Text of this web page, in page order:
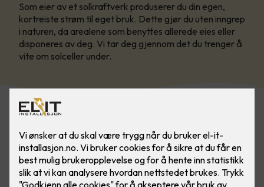
Som eier av et solkraftverk produserer du din egen,
kortreiste strøm til eget bruk. Dette gjør du uten inngrep
i naturen, da arealene som benyttes allerede eies eller
disponeres av deg. Vi tar deg gjennom det du trenger å
vite om solceller under.
Solcellekalkulator
Beregn pris for solceller til bolig, fritidsbolig og
mindre næringsbygg.